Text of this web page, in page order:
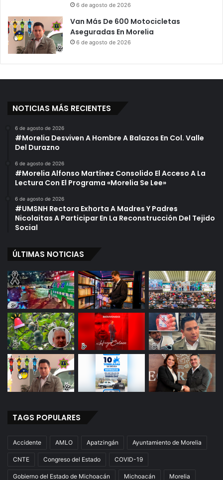
6 de agosto de 2026
Van Más De 600 Motocicletas
Aseguradas En Morelia
6 de agosto de 2026
NOTICIAS MÁS RECIENTES
6 de agosto de 2026
#Morelia Desviven A Hombre A Balazos En Col. Valle
Del Durazno
6 de agosto de 2026
#Morelia Alfonso Martínez Consolido El Acceso A La
Lectura Con El Programa «Morelia Se Lee»
6 de agosto de 2026
#UMSNH Rectora Exhorta A Madres Y Padres
Nicolaitas A Participar En La Reconstrucción Del Tejido
Social
ÚLTIMAS NOTICIAS
TAGS POPULARES
Accidente AMLO Apatzingán Ayuntamiento de Morelia
CNTE Congreso del Estado COVID-19
Gobierno del Estado de Michoacán Michoacán Morelia